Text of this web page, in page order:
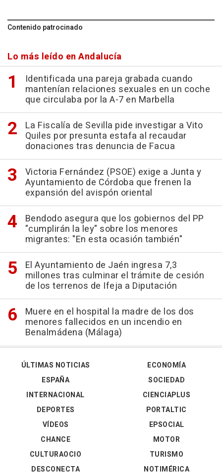
Contenido patrocinado
Lo más leído en Andalucía
Identificada una pareja grabada cuando
mantenían relaciones sexuales en un coche
que circulaba por la A-7 en Marbella
La Fiscalía de Sevilla pide investigar a Vito
Quiles por presunta estafa al recaudar
donaciones tras denuncia de Facua
Victoria Fernández (PSOE) exige a Junta y
Ayuntamiento de Córdoba que frenen la
expansión del avispón oriental
Bendodo asegura que los gobiernos del PP
"cumplirán la ley" sobre los menores
migrantes: "En esta ocasión también"
El Ayuntamiento de Jaén ingresa 7,3
millones tras culminar el trámite de cesión
de los terrenos de Ifeja a Diputación
Muere en el hospital la madre de los dos
menores fallecidos en un incendio en
Benalmádena (Málaga)
ÚLTIMAS NOTICIAS
ESPAÑA
INTERNACIONAL
DEPORTES
VÍDEOS
ECONOMÍA
SOCIEDAD
CIENCIAPLUS
PORTALTIC
EPSOCIAL
CHANCE
CULTURAOCIO
DESCONECTA
MOTOR
TURISMO
NOTIMÉRICA